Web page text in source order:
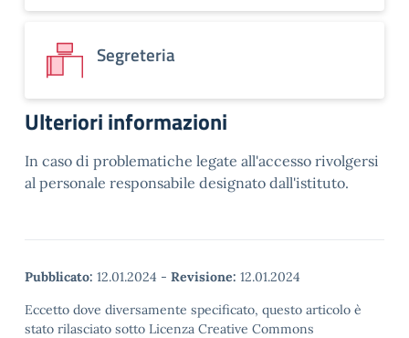
Segreteria
Ulteriori informazioni
In caso di problematiche legate all'accesso rivolgersi
al personale responsabile designato dall'istituto.
Pubblicato: 12.01.2024 - Revisione: 12.01.2024
Eccetto dove diversamente specificato, questo articolo è
stato rilasciato sotto Licenza Creative Commons